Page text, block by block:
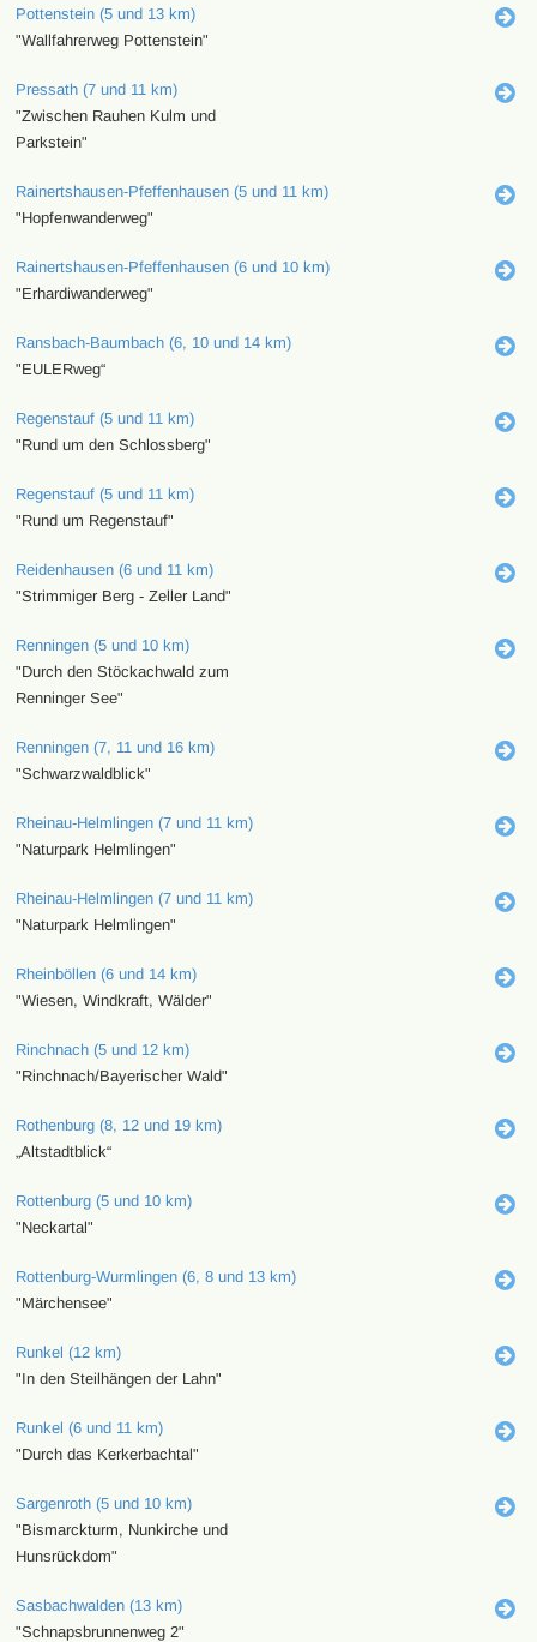
Pottenstein (5 und 13 km)
"Wallfahrerweg Pottenstein"
Pressath (7 und 11 km)
"Zwischen Rauhen Kulm und
Parkstein"
Rainertshausen-Pfeffenhausen (5 und 11 km)
"Hopfenwanderweg"
Rainertshausen-Pfeffenhausen (6 und 10 km)
"Erhardiwanderweg"
Ransbach-Baumbach (6, 10 und 14 km)
"EULERweg“
Regenstauf (5 und 11 km)
"Rund um den Schlossberg"
Regenstauf (5 und 11 km)
"Rund um Regenstauf"
Reidenhausen (6 und 11 km)
"Strimmiger Berg - Zeller Land"
Renningen (5 und 10 km)
"Durch den Stöckachwald zum
Renninger See"
Renningen (7, 11 und 16 km)
"Schwarzwaldblick"
Rheinau-Helmlingen (7 und 11 km)
"Naturpark Helmlingen"
Rheinau-Helmlingen (7 und 11 km)
"Naturpark Helmlingen"
Rheinböllen (6 und 14 km)
"Wiesen, Windkraft, Wälder"
Rinchnach (5 und 12 km)
"Rinchnach/Bayerischer Wald"
Rothenburg (8, 12 und 19 km)
„Altstadtblick“
Rottenburg (5 und 10 km)
"Neckartal"
Rottenburg-Wurmlingen (6, 8 und 13 km)
"Märchensee"
Runkel (12 km)
"In den Steilhängen der Lahn"
Runkel (6 und 11 km)
"Durch das Kerkerbachtal"
Sargenroth (5 und 10 km)
"Bismarckturm, Nunkirche und
Hunsrückdom"
Sasbachwalden (13 km)
"Schnapsbrunnenweg 2"